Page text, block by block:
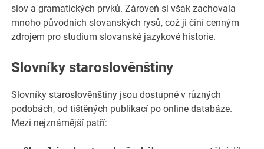
slov a gramatických prvků. Zároveň si však zachovala
mnoho původních slovanských rysů, což ji činí cenným
zdrojem pro studium slovanské jazykové historie.
Slovníky staroslověnštiny
Slovníky staroslověnštiny jsou dostupné v různých
podobách, od tištěných publikací po online databáze.
Mezi nejznámější patří: